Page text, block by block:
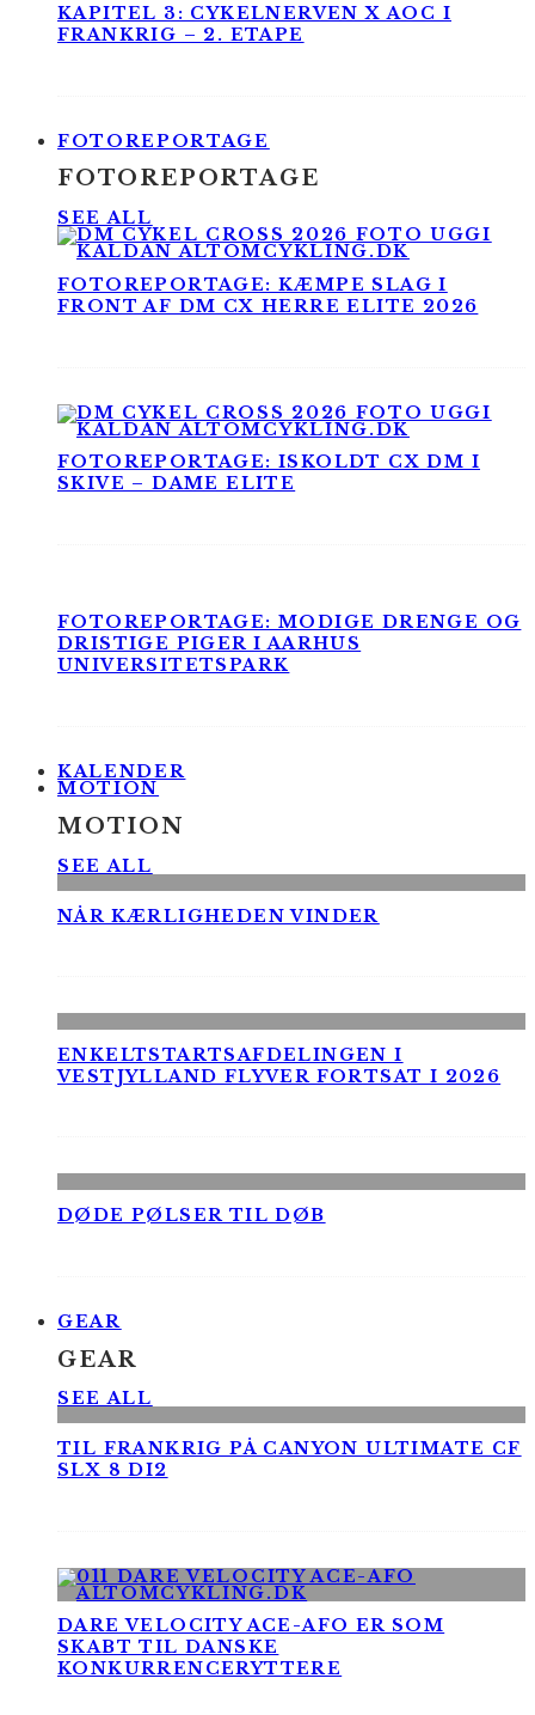
KAPITEL 3: CYKELNERVEN X AOC I
FRANKRIG – 2. ETAPE
FOTOREPORTAGE
FOTOREPORTAGE
SEE ALL
FOTOREPORTAGE: KÆMPE SLAG I
FRONT AF DM CX HERRE ELITE 2026
FOTOREPORTAGE: ISKOLDT CX DM I
SKIVE – DAME ELITE
FOTOREPORTAGE: MODIGE DRENGE OG
DRISTIGE PIGER I AARHUS
UNIVERSITETSPARK
KALENDER
MOTION
MOTION
SEE ALL
NÅR KÆRLIGHEDEN VINDER
ENKELTSTARTSAFDELINGEN I
VESTJYLLAND FLYVER FORTSAT I 2026
DØDE PØLSER TIL DØB
GEAR
GEAR
SEE ALL
TIL FRANKRIG PÅ CANYON ULTIMATE CF
SLX 8 DI2
DARE VELOCITY ACE-AFO ER SOM
SKABT TIL DANSKE
KONKURRENCERYTTERE